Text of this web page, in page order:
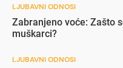
LJUBAVNI ODNOSI
Zabranjeno voće: Zašto
muškarci?
LJUBAVNI ODNOSI